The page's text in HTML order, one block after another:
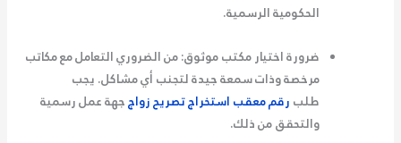
الحكومية الرسمية.
ضرورة اختيار مكتب موثوق:من الضروري التعامل مع مكاتب
مرخصة وذات سمعة جيدة لتجنب أي مشاكل. يجب
طلب رقم معقب استخراج تصريح زواججهة عمل رسمية
والتحقق من ذلك.